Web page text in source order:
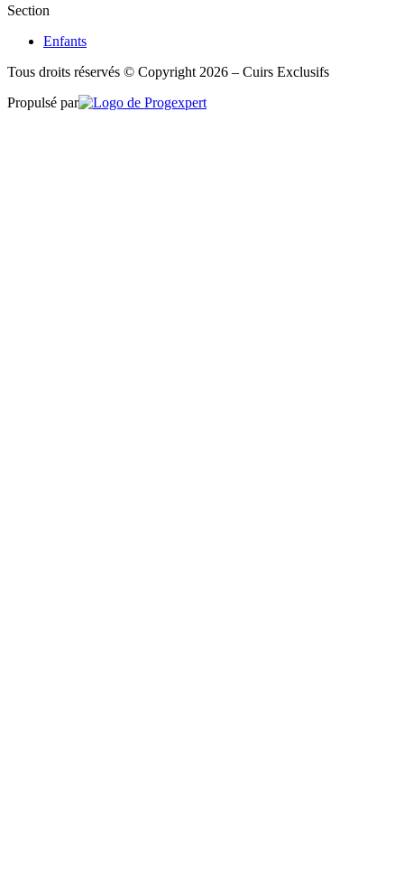
Section
Enfants
Tous droits réservés © Copyright 2026 – Cuirs Exclusifs
Propulsé par